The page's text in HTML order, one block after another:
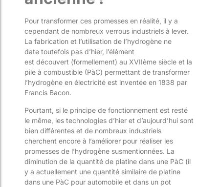
Pour transformer ces promesses en réalité, il y a
cependant de nombreux verrous industriels à lever.
La fabrication et l’utilisation de l’hydrogène ne
date toutefois pas d’hier, l’élément
est découvert (formellement) au XVIIème siècle et la
pile à combustible (PàC) permettant de transformer
l’hydrogène en électricité est inventée en 1838 par
Francis Bacon.
Pourtant, si le principe de fonctionnement est resté
le même, les technologies d’hier et d’aujourd’hui sont
bien différentes et de nombreux industriels
cherchent encore à l’améliorer pour réaliser les
promesses de l’hydrogène susmentionnées. La
diminution de la quantité de platine dans une PàC (il
y a actuellement une quantité similaire de platine
dans une PàC pour automobile et dans un pot